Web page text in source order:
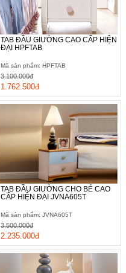
TAB ĐẦU GIƯỜNG CAO CẤP HIỆN
ĐẠI HPFTAB
Mã sản phẩm: HPFTAB
1.762.500đ
3.100.000đ
TAB ĐẦU GIƯỜNG CHO BÉ CAO
CẤP HIỆN ĐẠI JVNA605T
Mã sản phẩm: JVNA605T
2.235.000đ
3.500.000đ